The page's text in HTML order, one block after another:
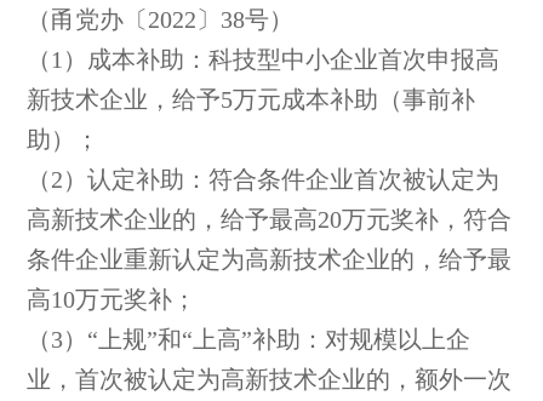
（甬党办〔2022〕38号）
（1）成本补助：科技型中小企业首次申报高
新技术企业，给予5万元成本补助（事前补
助）；
（2）认定补助：符合条件企业首次被认定为
高新技术企业的，给予最高20万元奖补，符合
条件企业重新认定为高新技术企业的，给予最
高10万元奖补；
（3）“上规”和“上高”补助：对规模以上企
业，首次被认定为高新技术企业的，额外一次